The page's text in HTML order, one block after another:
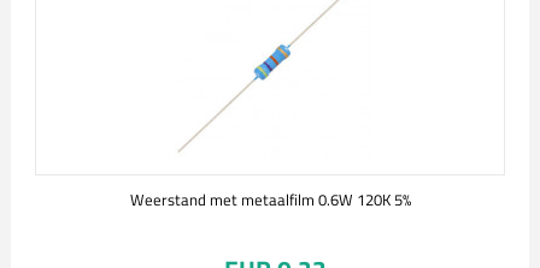
Weerstand met metaalfilm 0.6W 120K 5%